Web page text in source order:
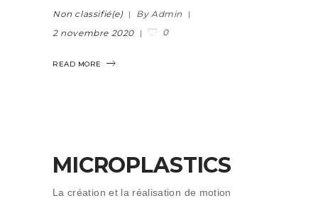
Non classifié(e)
By Admin
2 novembre 2020
0
READ MORE
MICROPLASTICS
La création et la réalisation de motion